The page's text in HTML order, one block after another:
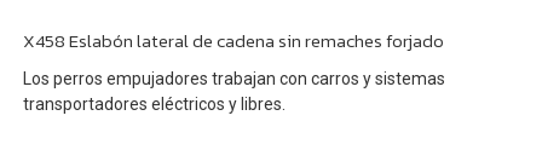
X458 Eslabón lateral de cadena sin remaches forjado
Los perros empujadores trabajan con carros y sistemas
transportadores eléctricos y libres.